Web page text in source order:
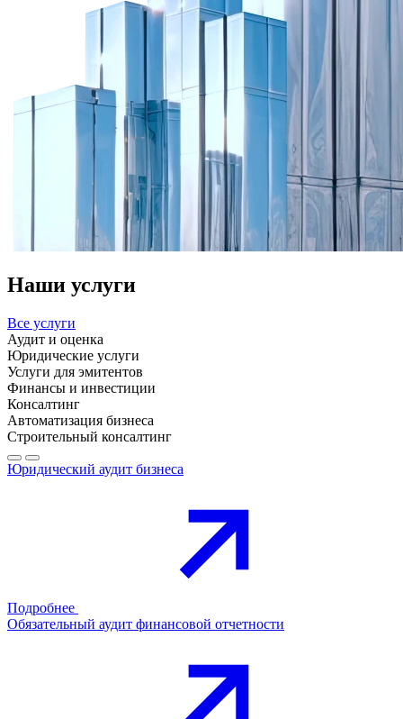
Наши услуги
Все услуги
Аудит и оценка
Юридические услуги
Услуги для эмитентов
Финансы и инвестиции
Консалтинг
Автоматизация бизнеса
Строительный консалтинг
Юридический аудит бизнеса
Подробнее
Обязательный аудит финансовой отчетности